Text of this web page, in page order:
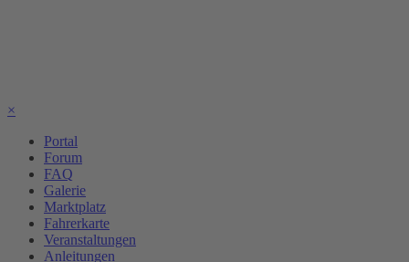
×
Portal
Forum
FAQ
Galerie
Marktplatz
Fahrerkarte
Veranstaltungen
Anleitungen